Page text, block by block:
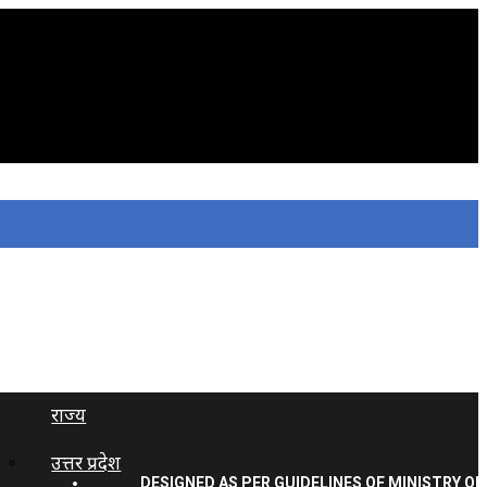
राज्य
उत्तर प्रदेश
DESIGNED AS PER GUIDELINES OF MINISTRY OF